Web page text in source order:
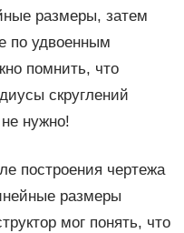
размеры, затем
по удвоенным
помнить, что
скруглений
нужно!
построения чертежа
размеры
мог понять, что